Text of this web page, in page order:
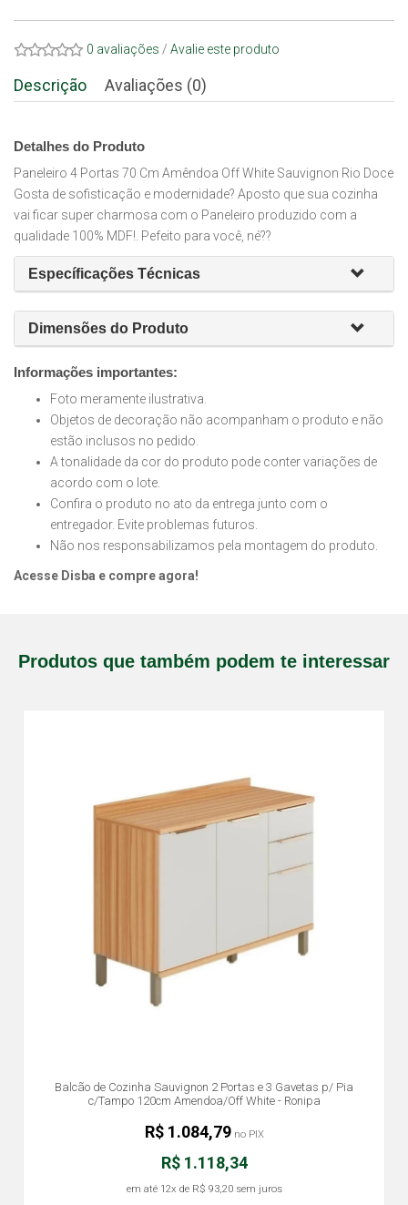
0 avaliações / Avalie este produto
Descrição Avaliações (0)
Detalhes do Produto
Paneleiro 4 Portas 70 Cm Amêndoa Off White Sauvignon Rio Doce
Gosta de sofisticação e modernidade? Aposto que sua cozinha
vai ficar super charmosa com o Paneleiro produzido com a
qualidade 100% MDF!. Pefeito para você, né??
Específicações Técnicas
Dimensões do Produto
Informações importantes:
Foto meramente ilustrativa.
Objetos de decoração não acompanham o produto e não
estão inclusos no pedido.
A tonalidade da cor do produto pode conter variações de
acordo com o lote.
Confira o produto no ato da entrega junto com o
entregador. Evite problemas futuros.
Não nos responsabilizamos pela montagem do produto.
Acesse Disba e compre agora!
Produtos que também podem te interessar
Balcão de Cozinha Sauvignon 2 Portas e 3 Gavetas p/ Pia
c/Tampo 120cm Amendoa/Off White - Ronipa
R$ 1.118,34
em até 12x de R$ 93,20sem juros
R$ 1.084,79no PIX